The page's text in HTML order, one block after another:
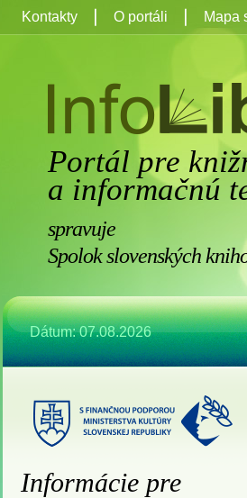
Portál pre
a informačnú
spravuje
Spolok slovenských
Dátum: 07.08.2026
Kontakty O portáli Mapa
Informácie pre